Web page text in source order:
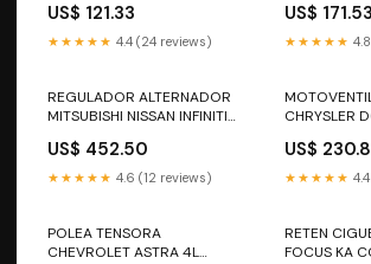
BATERIA
US$ 121.33
★★★★★ 4.4 (24 reviews)
SPARK 11/15 CODIGO
2103040-
US$ 171.53
★★★★★
REGULADOR ALTERNADOR
MITSUBISHI NISSAN INFINITI
IM292 ALTERNADOR
US$ 452.50
★★★★★ 4.6 (12 reviews)
CHRYSLER
CODIGO
US$
★★★★★
POLEA TENSORA
CHEVROLET ASTRA 4L
RETEN
FOCUS KA CODIGO RE-